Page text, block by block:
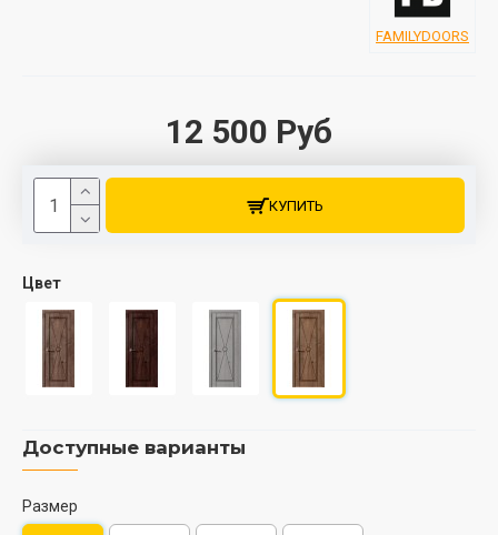
12 500 Руб
FAMILYDOORS
Цвет
Доступные варианты
Размер
КУПИТЬ